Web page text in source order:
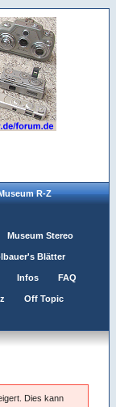
R-Z
Museum Stereo
Blätter
Infos FAQ
Off Topic
Dies kann